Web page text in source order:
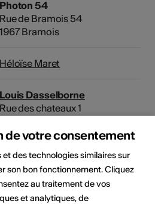
Photon 54
Rue de Bramois 54
1967 Bramois
Héloïse Maret
Louis Dasselborne
Rue des chateaux 1
0041 (0) 79 375 31 33
Internet
de votre consentement
des technologies similaires sur
son bon fonctionnement. Cliquez
au traitement de vos
et analytiques, de